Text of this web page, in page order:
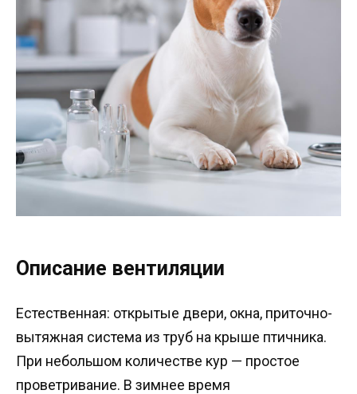
Описание вентиляции
Естественная: открытые двери, окна, приточно-
вытяжная система из труб на крыше птичника.
При небольшом количестве кур — простое
проветривание. В зимнее время